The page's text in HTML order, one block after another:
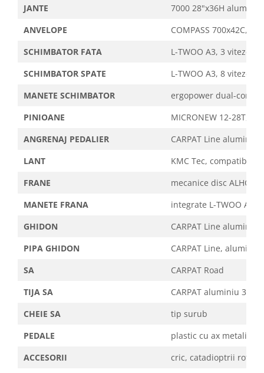
JANTE
7000 28"x36H
ANVELOPE
COMPASS 700x42C,
SCHIMBATOR FATA
L-TWOO A3, 3 viteze
SCHIMBATOR SPATE
L-TWOO A3, 8 viteze
MANETE SCHIMBATOR
ergopower dual-
PINIOANE
MICRONEW 12-28T, 8
ANGRENAJ PEDALIER
CARPAT Line
LANT
KMC Tec, compatibil 8
FRANE
mecanice disc
MANETE FRANA
integrate L-TWOO A3,
GHIDON
CARPAT Line
PIPA GHIDON
CARPAT Line,
SA
CARPAT Road
TIJA SA
CARPAT aluminiu 300
CHEIE SA
tip surub
PEDALE
plastic cu ax metalic si
ACCESORII
cric, catadioptrii roti si